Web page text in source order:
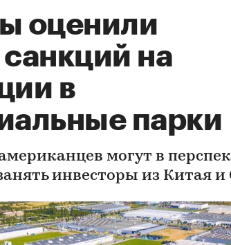
оценили
на
в
парки
могут в
инвесторы из Китая и